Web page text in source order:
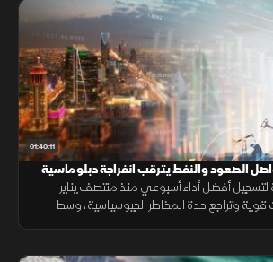
01:40:11
الصعود والنفط يترقب انفراجة دبلوماسية
أفضل أداء أسبوعي منذ منتصف يناير،
وتراجع حدة المخاطر الجيوسياسية، وسط